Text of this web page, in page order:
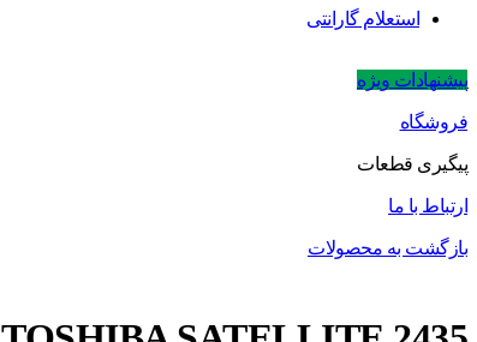
استعلام گارانتی
پیشنهادات ویژه
فروشگاه
پیگیری قطعات
ارتباط با ما
بازگشت به محصولات